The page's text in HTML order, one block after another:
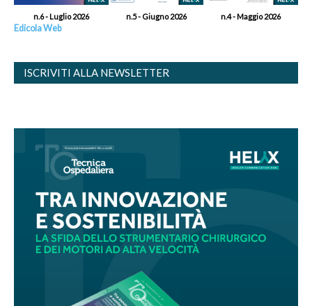
n.6 - Luglio 2026 n.5 - Giugno 2026 n.4 - Maggio 2026
Edicola Web
ISCRIVITI ALLA NEWSLETTER